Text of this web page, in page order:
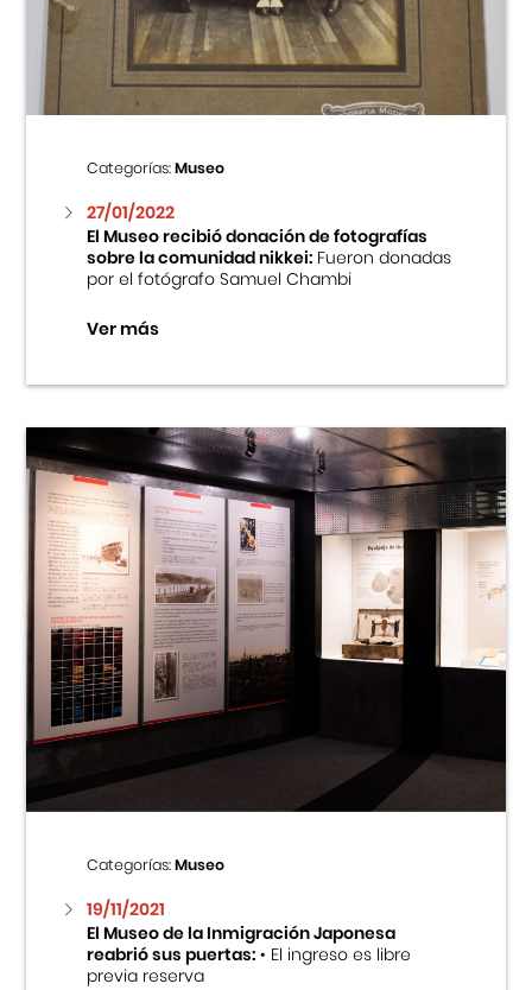
Centro Cultural Peruano Japonés
Museo de la Inmigración Japonesa
Fondo Editorial
Teatro Peruano Japonés
Categorías:Museo
27/01/2022
El Museo recibió donación de fotografías
sobre la comunidad nikkei:Fueron donadas
por el fotógrafo Samuel Chambi
Ver más
Categorías:Museo
19/11/2021
El Museo de la Inmigración Japonesa
reabrió sus puertas:• El ingreso es libre
previa reserva